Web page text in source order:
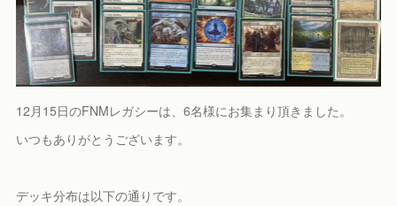
12月15日のFNMレガシーは、6名様にお集まり頂きました。
いつもありがとうございます。
デッキ分布は以下の通りです。